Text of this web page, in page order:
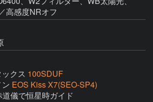
高感度NRオフ
クス 100SDUF
EOS Kiss X7(SEO-SP4)
儀で恒星時ガイド